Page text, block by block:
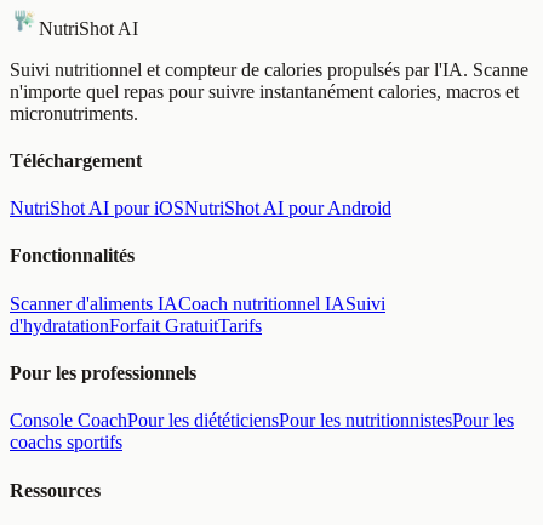
NutriShot AI
Suivi nutritionnel et compteur de calories propulsés par l'IA. Scanne
n'importe quel repas pour suivre instantanément calories, macros et
micronutriments.
Téléchargement
NutriShot AI pour iOSNutriShot AI pour Android
Fonctionnalités
Scanner d'aliments IACoach nutritionnel IASuivi
d'hydratationForfait GratuitTarifs
Pour les professionnels
Console CoachPour les diététiciensPour les nutritionnistesPour les
coachs sportifs
Ressources